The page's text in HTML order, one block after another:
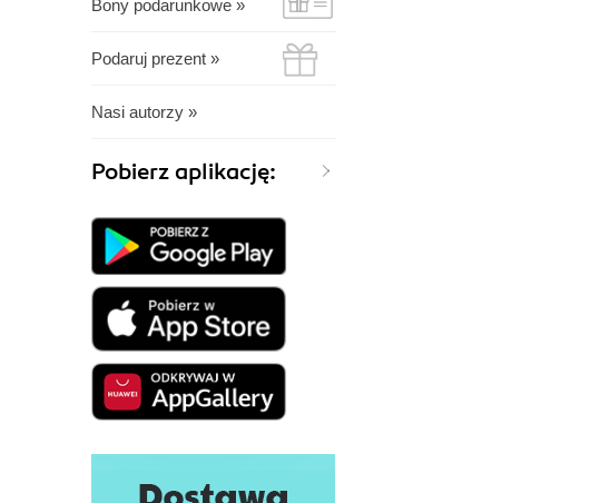
Bony podarunkowe »
Podaruj prezent »
Nasi autorzy »
Pobierz aplikację: